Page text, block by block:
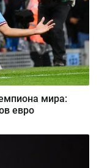
мира:
евро